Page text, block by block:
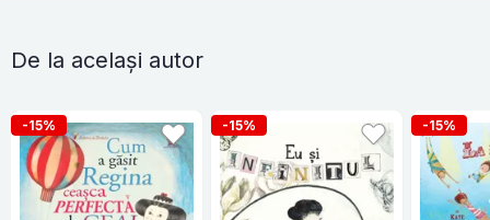
De la același autor
-15% -15% -15%